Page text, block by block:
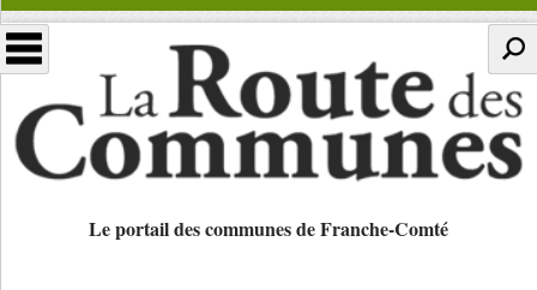
Le portail des communes de Franche-Comté